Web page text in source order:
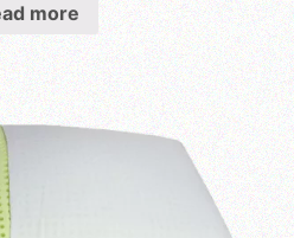
more